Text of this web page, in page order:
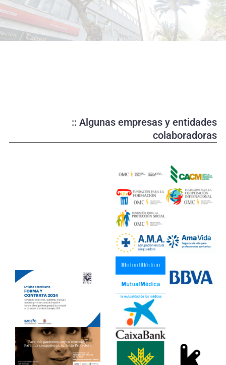
d
u
c
o
:: Algunas empresas y entidades
colaboradoras